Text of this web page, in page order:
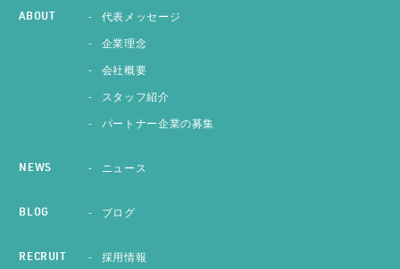
ABOUT
代表メッセージ
企業理念
会社概要
スタッフ紹介
パートナー企業の募集
NEWS ニュース
BLOG ブログ
RECRUIT 採用情報